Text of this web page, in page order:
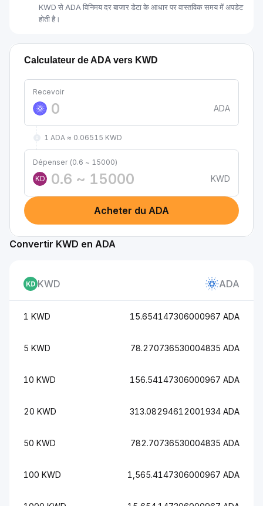
KWD से ADA विनिमय दर बाजार डेटा के आधार पर वास्तविक समय में अपडेट
होती है।
Calculateur de ADA vers KWD
Recevoir
ADA
1 ADA ≈ 0.06515 KWD
Dépenser (0.6 ~ 15000)
KD
KWD
Acheter du ADA
Convertir KWD en ADA
KWD ADA
1 KWD 15.654147306000967 ADA
5 KWD 78.270736530004835 ADA
10 KWD 156.54147306000967 ADA
20 KWD 313.08294612001934 ADA
50 KWD 782.70736530004835 ADA
100 KWD 1,565.4147306000967 ADA